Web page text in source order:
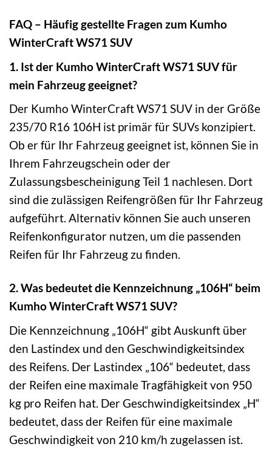
FAQ – Häufig gestellte Fragen zum Kumho
WinterCraft WS71 SUV
1. Ist der Kumho WinterCraft WS71 SUV für
mein Fahrzeug geeignet?
Der Kumho WinterCraft WS71 SUV in der Größe
235/70 R16 106H ist primär für SUVs konzipiert.
Ob er für Ihr Fahrzeug geeignet ist, können Sie in
Ihrem Fahrzeugschein oder der
Zulassungsbescheinigung Teil 1 nachlesen. Dort
sind die zulässigen Reifengrößen für Ihr Fahrzeug
aufgeführt. Alternativ können Sie auch unseren
Reifenkonfigurator nutzen, um die passenden
Reifen für Ihr Fahrzeug zu finden.
2. Was bedeutet die Kennzeichnung „106H“ beim
Kumho WinterCraft WS71 SUV?
Die Kennzeichnung „106H“ gibt Auskunft über
den Lastindex und den Geschwindigkeitsindex
des Reifens. Der Lastindex „106“ bedeutet, dass
der Reifen eine maximale Tragfähigkeit von 950
kg pro Reifen hat. Der Geschwindigkeitsindex „H“
bedeutet, dass der Reifen für eine maximale
Geschwindigkeit von 210 km/h zugelassen ist.